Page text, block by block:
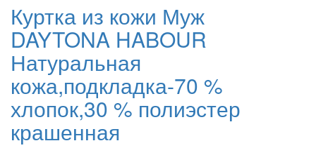
Куртка из кожи Муж
DAYTONA HABOUR
Натуральная
кожа,подкладка-70 %
хлопок,30 % полиэстер
крашенная